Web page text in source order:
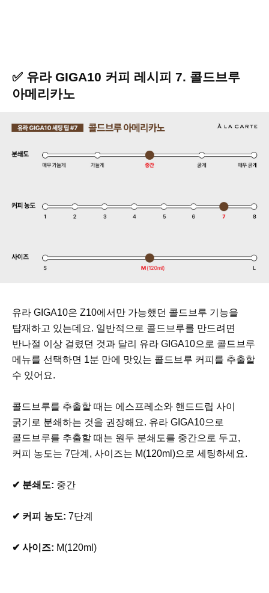
✅ 유라 GIGA10 커피 레시피 7. 콜드브루
아메리카노
유라 GIGA10은 Z10에서만 가능했던 콜드브루 기능을
탑재하고 있는데요. 일반적으로 콜드브루를 만드려면
반나절 이상 걸렸던 것과 달리 유라 GIGA10으로 콜드브루
메뉴를 선택하면 1분 만에 맛있는 콜드브루 커피를 추출할
수 있어요.
콜드브루를 추출할 때는 에스프레소와 핸드드립 사이
굵기로 분쇄하는 것을 권장해요. 유라 GIGA10으로
콜드브루를 추출할 때는 원두 분쇄도를 중간으로 두고,
커피 농도는 7단계, 사이즈는 M(120ml)으로 세팅하세요.
✔ 분쇄도: 중간
✔ 커피 농도: 7단계
✔ 사이즈: M(120ml)